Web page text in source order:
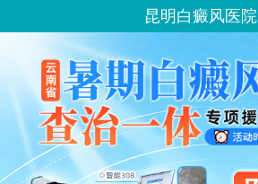
昆明白癜风医院